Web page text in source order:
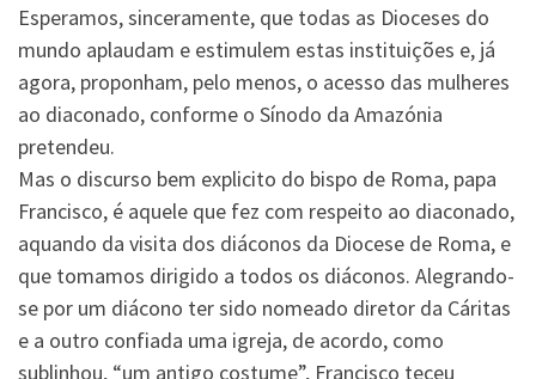
Esperamos, sinceramente, que todas as Dioceses do
mundo aplaudam e estimulem estas instituições e, já
agora, proponham, pelo menos, o acesso das mulheres
ao diaconado, conforme o Sínodo da Amazónia
pretendeu.
Mas o discurso bem explicito do bispo de Roma, papa
Francisco, é aquele que fez com respeito ao diaconado,
aquando da visita dos diáconos da Diocese de Roma, e
que tomamos dirigido a todos os diáconos. Alegrando-
se por um diácono ter sido nomeado diretor da Cáritas
e a outro confiada uma igreja, de acordo, como
sublinhou, “um antigo costume”, Francisco teceu